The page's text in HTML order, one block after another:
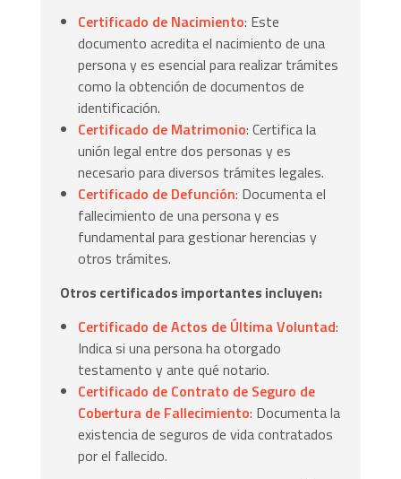
Certificado de Nacimiento: Este
documento acredita el nacimiento de una
persona y es esencial para realizar trámites
como la obtención de documentos de
identificación.
Certificado de Matrimonio: Certifica la
unión legal entre dos personas y es
necesario para diversos trámites legales.
Certificado de Defunción: Documenta el
fallecimiento de una persona y es
fundamental para gestionar herencias y
otros trámites.
Otros certificados importantes incluyen:
Certificado de Actos de Última Voluntad:
Indica si una persona ha otorgado
testamento y ante qué notario.
Certificado de Contrato de Seguro de
Cobertura de Fallecimiento: Documenta la
existencia de seguros de vida contratados
por el fallecido.